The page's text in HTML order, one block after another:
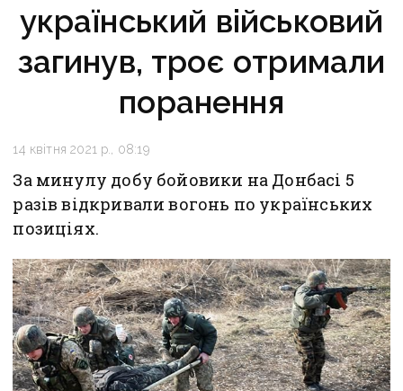
український військовий
загинув, троє отримали
поранення
14 квітня 2021 р., 08:19
За минулу добу бойовики на Донбасі 5
разів відкривали вогонь по українських
позиціях.